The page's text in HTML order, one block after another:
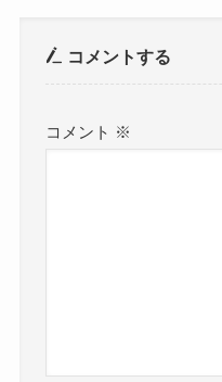
コメントする
コメント ※